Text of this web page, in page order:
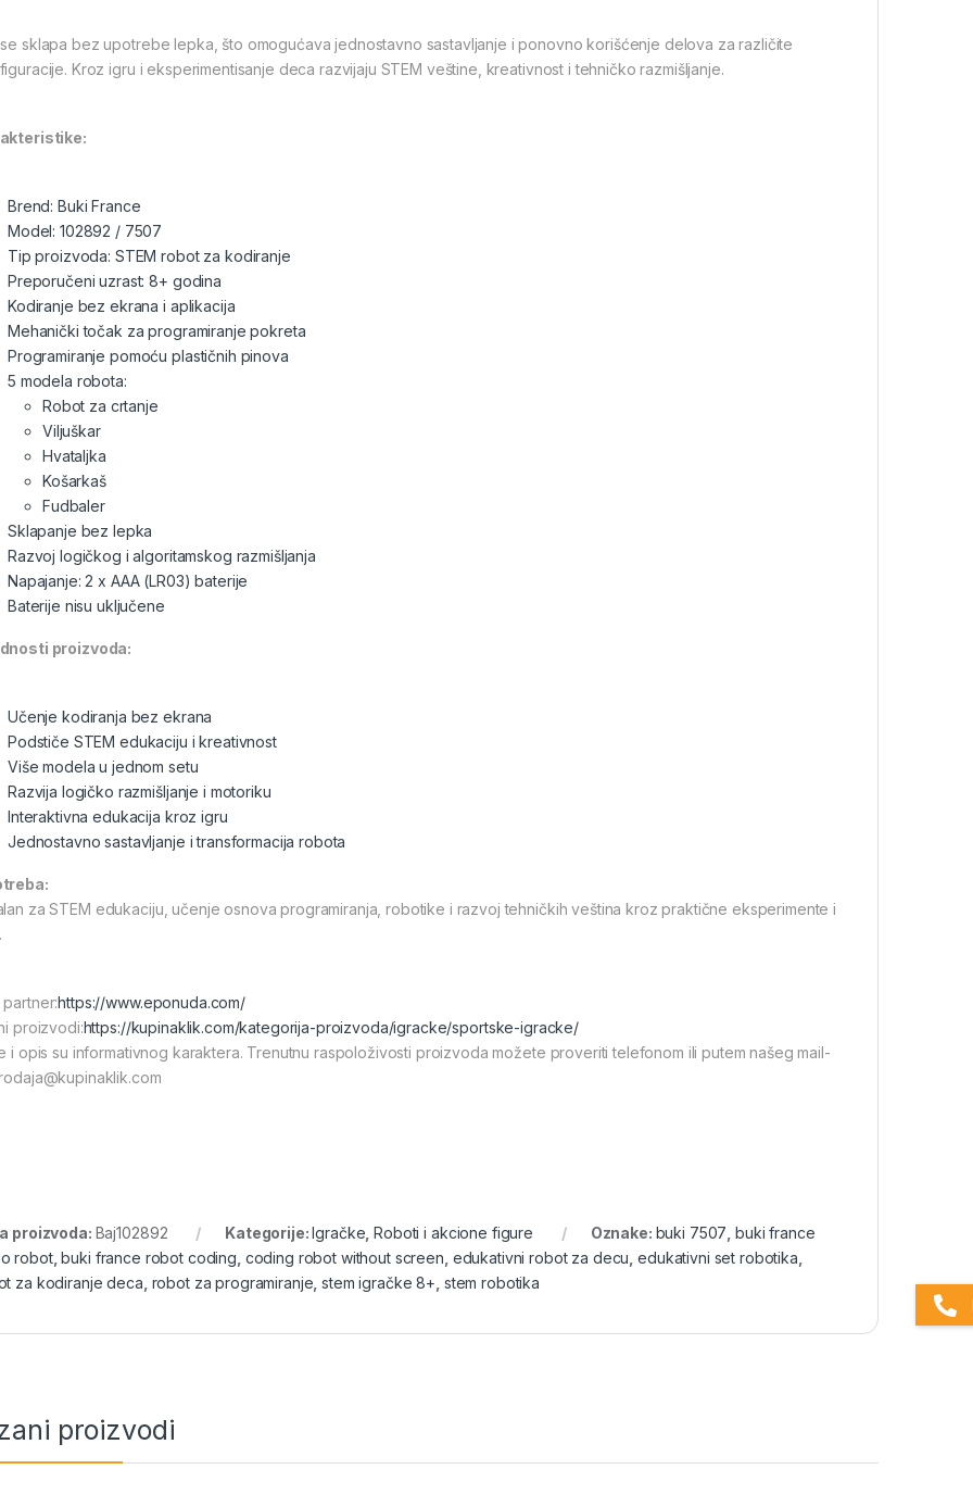
sklapa bez upotrebe lepka, što omogućava jednostavno sastavljanje i ponovno korišćenje delova za različite
Kroz igru i eksperimentisanje deca razvijaju STEM veštine, kreativnost i tehničko razmišljanje.
Brend: Buki France
Model: 102892 / 7507
Tip proizvoda: STEM robot za kodiranje
Preporučeni uzrast: 8+ godina
Kodiranje bez ekrana i aplikacija
Mehanički točak za programiranje pokreta
Programiranje pomoću plastičnih pinova
5 modela robota:
Robot za crtanje
Viljuškar
Hvataljka
Košarkaš
Fudbaler
Sklapanje bez lepka
Razvoj logičkog i algoritamskog razmišljanja
Napajanje: 2 x AAA (LR03) baterije
Baterije nisu uključene
proizvoda:
Učenje kodiranja bez ekrana
Podstiče STEM edukaciju i kreativnost
Više modela u jednom setu
Razvija logičko razmišljanje i motoriku
Interaktivna edukacija kroz igru
Jednostavno sastavljanje i transformacija robota
za STEM edukaciju, učenje osnova programiranja, robotike i razvoj tehničkih veština kroz praktične eksperimente i
partner:https://www.eponuda.com/
proizvodi:https://kupinaklik.com/kategorija-proizvoda/igracke/sportske-igracke/
i opis su informativnog karaktera. Trenutnu raspoloživosti proizvoda možete proveriti telefonom ili putem našeg mail-
proizvoda: Baj102892 Kategorije:Igračke ,Roboti i akcione figure Oznake: buki 7507 ,buki france
robot,buki france robot coding coding robot without screen edukativni robot za decu ,edukativni set robotika
za kodiranje deca robot za programiranje ,stem igračke 8+ stem robotika
proizvodi